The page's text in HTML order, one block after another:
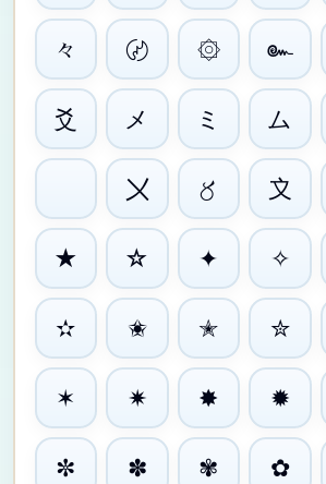
々 〄 ۞ ๛
爻 メ ミ ム
〤 〥 〩
★ ☆ ✦ ✧
✫ ✬ ✭ ✮
✶ ✷ ✸ ✹
✼ ✽ ✾ ✿